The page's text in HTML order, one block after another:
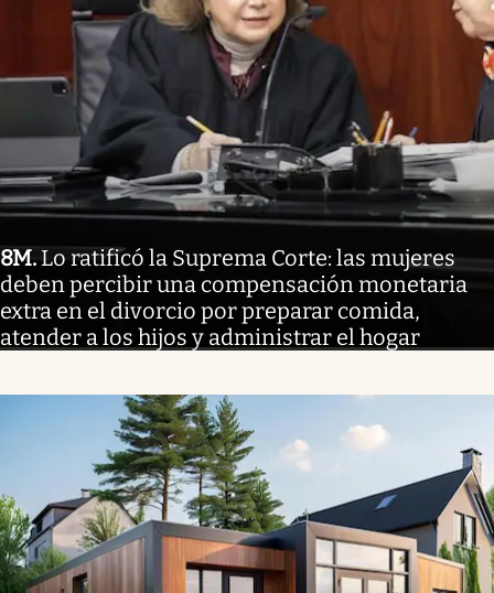
8M. Lo ratificó la Suprema Corte: las mujeres
deben percibir una compensación monetaria
extra en el divorcio por preparar comida,
atender a los hijos y administrar el hogar